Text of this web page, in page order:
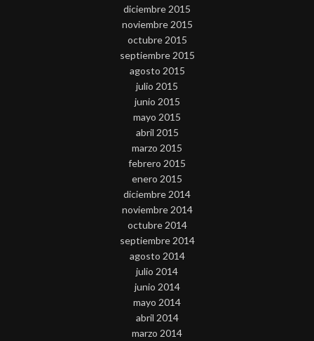
diciembre 2015
noviembre 2015
octubre 2015
septiembre 2015
agosto 2015
julio 2015
junio 2015
mayo 2015
abril 2015
marzo 2015
febrero 2015
enero 2015
diciembre 2014
noviembre 2014
octubre 2014
septiembre 2014
agosto 2014
julio 2014
junio 2014
mayo 2014
abril 2014
marzo 2014